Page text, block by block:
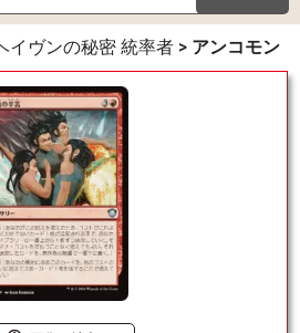
イヴンの秘密 統率者 > アンコモン